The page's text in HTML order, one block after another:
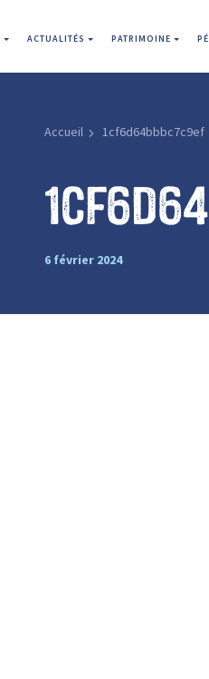
ACTUALITÉS PATRIMOINE
Accueil 1cf6d64bbbc7c9ef
6 février 2024